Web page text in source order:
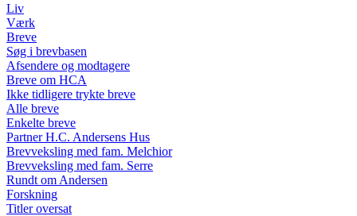
Liv
Værk
Breve
Søg i brevbasen
Afsendere og modtagere
Breve om HCA
Ikke tidligere trykte breve
Alle breve
Enkelte breve
Partner H.C. Andersens Hus
Brevveksling med fam. Melchior
Brevveksling med fam. Serre
Rundt om Andersen
Forskning
Titler oversat